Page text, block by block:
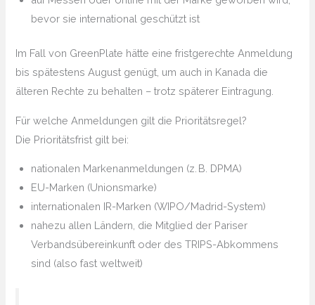
bevor sie international geschützt ist
Im Fall von GreenPlate hätte eine fristgerechte Anmeldung
bis spätestens August genügt, um auch in Kanada die
älteren Rechte zu behalten – trotz späterer Eintragung.
Für welche Anmeldungen gilt die Prioritätsregel?
Die Prioritätsfrist gilt bei:
nationalen Markenanmeldungen (z. B. DPMA)
EU-Marken (Unionsmarke)
internationalen IR-Marken (WIPO/Madrid-System)
nahezu allen Ländern, die Mitglied der Pariser
Verbandsübereinkunft oder des TRIPS-Abkommens
sind (also fast weltweit)